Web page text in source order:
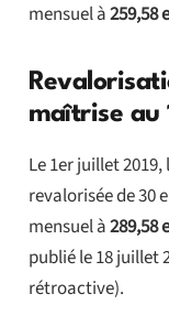
mensuel à259,58
maîtrise au
Le 1er juillet
revalorisée de 30
mensuel à289,58
publié le 18 juillet
rétroactive).